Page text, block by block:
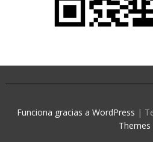
Funciona gracias a WordPress |
Themes